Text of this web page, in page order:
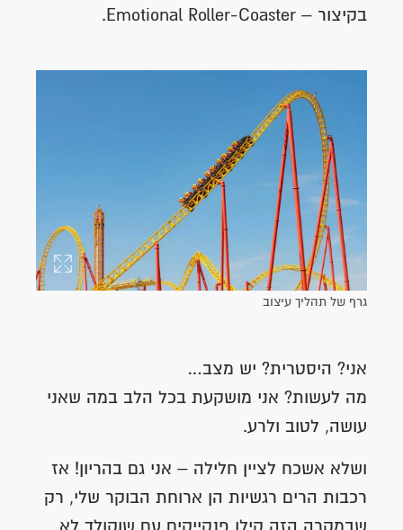
בקיצור – Emotional Roller-Coaster.
גרף של תהליך עיצוב
אני? היסטרית? יש מצב…
מה לעשות? אני מושקעת בכל הלב במה שאני
עושה, לטוב ולרע.
ושלא אשכח לציין חלילה – אני גם בהריון! אז
רכבות הרים רגשיות הן ארוחת הבוקר שלי, רק